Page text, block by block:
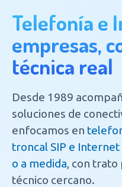
Telefonía e
empresas,
técnica real
Desde 1989
soluciones de
enfocamos en
troncal SIP e
o a medida, con trato
técnico cercano.